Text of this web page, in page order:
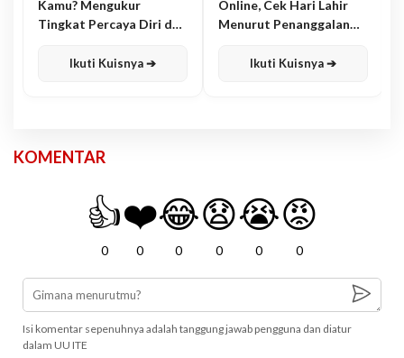
Kamu? Mengukur
Tingkat Percaya Diri dan
Ikuti Kuisnya ➔
Online, Cek Hari Lahir
Menurut Penanggalan
Ikuti Kuisnya ➔
KOMENTAR
👍
0
❤️
0
😂
0
😧
0
😭
0
😡
0
Isi komentar sepenuhnya adalah tanggung jawab pengguna dan diatur
dalam UU ITE